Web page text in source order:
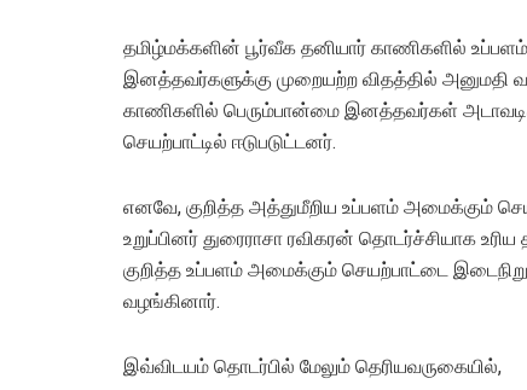
தமிழ்மக்களின் பூர்வீக தனியார் காணிகளில்
இனத்தவர்களுக்கு முறையற்ற விதத்தில் அனுமதி
காணிகளில் பெரும்பான்மை இனத்தவர்கள்
செயற்பாட்டில் ஈடுபடுட்டனர்.
எனவே, குறித்த அத்துமீறிய உப்பளம் அமைக்கும்
உறுப்பினர் துரைராசா ரவிகரன் தொடர்ச்சியாக
குறித்த உப்பளம் அமைக்கும் செயற்பாட்டை
வழங்கினார்.
இவ்விடயம் தொடர்பில் மேலும் தெரியவருகையில்,